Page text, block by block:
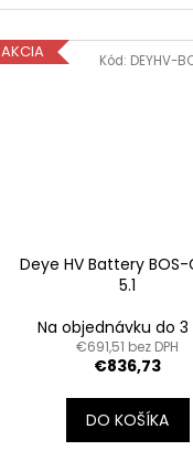
AKCIA
Deye HV Battery BOS-
5.1
Na objednávku do
€691,51 bez DPH
€836,73
DO KOŠÍKA
Kód: DEYHV-